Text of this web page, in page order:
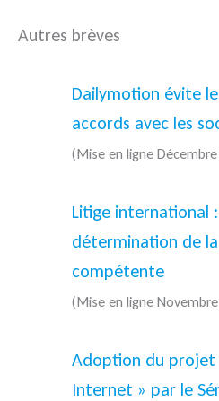
Autres brèves
Dailymotion évite
accords avec les
(Mise en ligne
Litige international
détermination de
compétente
(Mise en ligne
Adoption du projet
Internet » par le